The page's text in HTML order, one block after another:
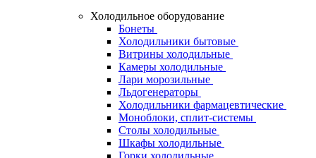
Холодильное оборудование
Бонеты
Холодильники бытовые
Витрины холодильные
Камеры холодильные
Лари морозильные
Льдогенераторы
Холодильники фармацевтические
Моноблоки, сплит-системы
Столы холодильные
Шкафы холодильные
Горки холодильные